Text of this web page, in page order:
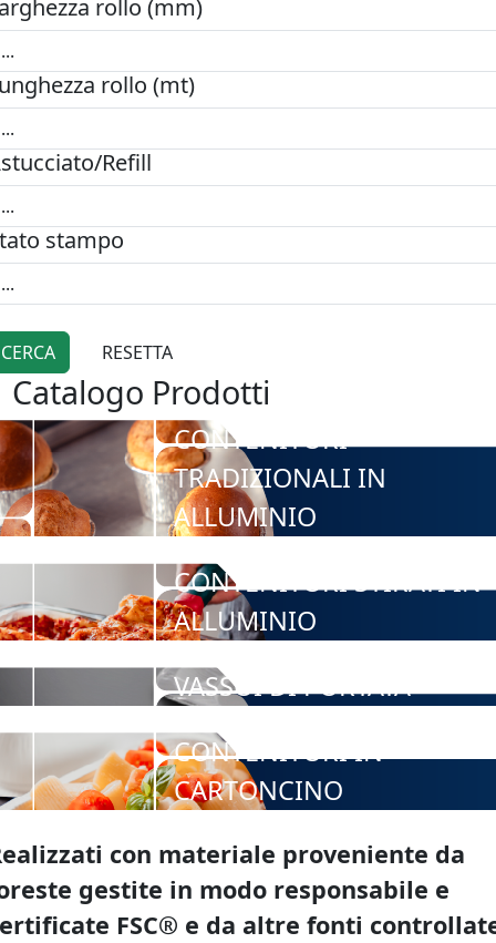
rollo (mm)
rollo (mt)
Refill
stampo
Catalogo Prodotti
CONTENITORI
TRADIZIONALI IN
ALLUMINIO
CONTENITORI STIRATI IN
ALLUMINIO
VASSOI DI PORTATA
CONTENITORI IN
CARTONCINO
con materiale proveniente da
gestite in modo responsabile e
FSC® e da altre fonti